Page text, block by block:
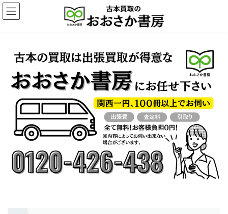
コ
ン
テ
ナ
ビ
ゲ